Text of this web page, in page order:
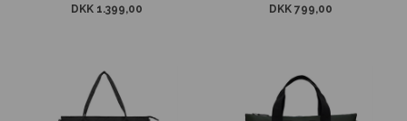
DKK 1.399,00
DKK 799,00